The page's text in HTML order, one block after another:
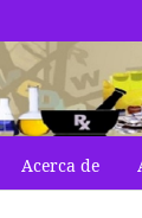
Acerca de